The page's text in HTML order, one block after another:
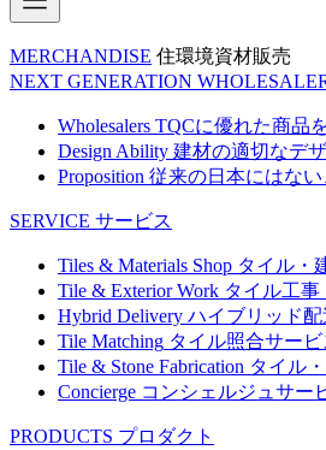
MERCHANDISE 住環境資材販売
NEXT GENERATION
Wholesalers TQCに優れた商品
Design Ability 建材の適切なデ
Proposition 従来の日本にはない
SERVICE サービス
Tiles & Materials Shop タイル・
Tile & Exterior Work タイル工
Hybrid Delivery ハイブリッド
Tile Matching タイル照合サービ
Tile & Stone Fabrication タイル
Concierge コンシェルジュサー
PRODUCTS プロダクト